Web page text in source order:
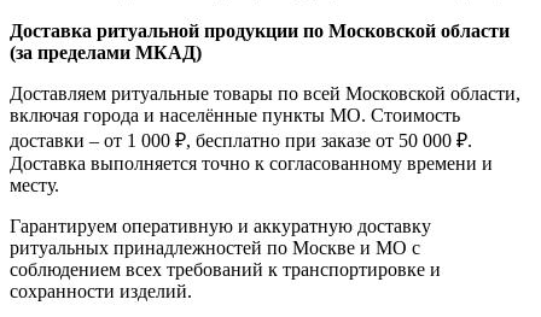
Доставка ритуальной продукции по Московской области
(за пределами МКАД)
Доставляем ритуальные товары по всей Московской области,
включая города и населённые пункты МО. Стоимость
доставки – от 1 000 ₽, бесплатно при заказе от 50 000 ₽.
Доставка выполняется точно к согласованному времени и
месту.
Гарантируем оперативную и аккуратную доставку
ритуальных принадлежностей по Москве и МО с
соблюдением всех требований к транспортировке и
сохранности изделий.